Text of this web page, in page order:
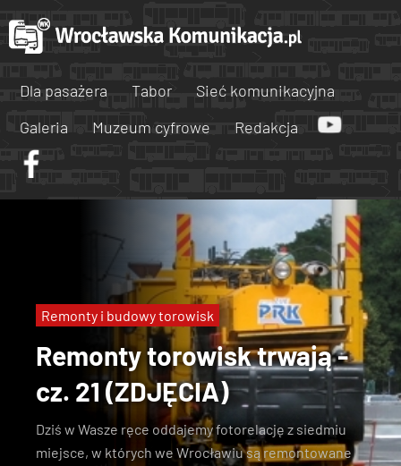
Dla pasażera Tabor
Sieć komunikacyjna
Galeria
Muzeum cyfrowe Redakcja
Remonty torowisk trwają -
cz. 21 (ZDJĘCIA)
Dziś w Wasze ręce oddajemy fotorelację z siedmiu
miejsce, w których we Wrocławiu są remontowane
Remonty i budowy torowisk